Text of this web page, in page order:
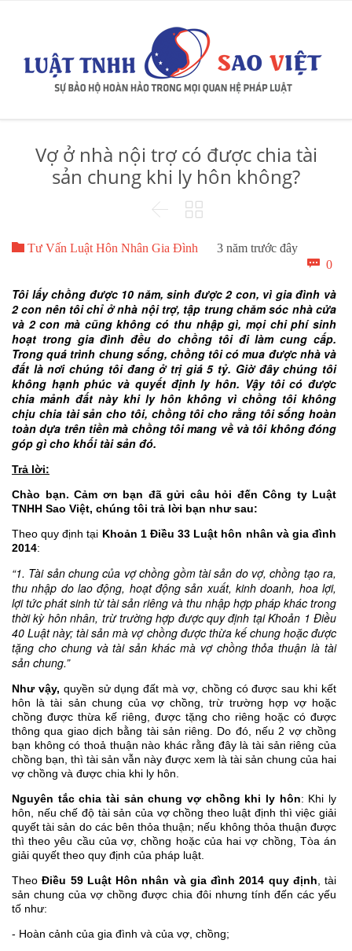
Vợ ở nhà nội trợ có được chia tài
sản chung khi ly hôn không?
 
 Tư Vấn Luật Hôn Nhân Gia Đình 3 năm trước đây
 0
Tôi lấy chồng được 10 năm, sinh được 2 con, vì gia đình và
2 con nên tôi chỉ ở nhà nội trợ, tập trung chăm sóc nhà cửa
và 2 con mà cũng không có thu nhập gì, mọi chi phí sinh
hoạt trong gia đình đều do chồng tôi đi làm cung cấp.
Trong quá trình chung sống, chồng tôi có mua được nhà và
đất là nơi chúng tôi đang ở trị giá 5 tỷ. Giờ đây chúng tôi
không hạnh phúc và quyết định ly hôn. Vậy tôi có được
chia mảnh đất này khi ly hôn không vì chồng tôi không
chịu chia tài sản cho tôi, chồng tôi cho rằng tôi sống hoàn
toàn dựa trên tiền mà chồng tôi mang về và tôi không đóng
góp gì cho khối tài sản đó.
Trả lời:
Chào bạn. Cảm ơn bạn đã gửi câu hỏi đến Công ty Luật
TNHH Sao Việt, chúng tôi trả lời bạn như sau:
Theo quy định tại Khoản 1 Điều 33 Luật hôn nhân và gia đình
2014:
“1. Tài sản chung của vợ chồng gồm tài sản do vợ, chồng tạo ra,
thu nhập do lao động, hoạt động sản xuất, kinh doanh, hoa lợi,
lợi tức phát sinh từ tài sản riêng và thu nhập hợp pháp khác trong
thời kỳ hôn nhân, trừ trường hợp được quy định tại Khoản 1 Điều
40 Luật này; tài sản mà vợ chồng được thừa kế chung hoặc được
tặng cho chung và tài sản khác mà vợ chồng thỏa thuận là tài
sản chung.”
Như vậy, quyền sử dụng đất mà vợ, chồng có được sau khi kết
hôn là tài sản chung của vợ chồng, trừ trường hợp vợ hoặc
chồng được thừa kế riêng, được tặng cho riêng hoặc có được
thông qua giao dịch bằng tài sản riêng. Do đó, nếu 2 vợ chồng
bạn không có thoả thuận nào khác rằng đây là tài sản riêng của
chồng bạn, thì tài sản vẫn này được xem là tài sản chung của hai
vợ chồng và được chia khi ly hôn.
Nguyên tắc chia tài sản chung vợ chồng khi ly hôn: Khi ly
hôn, nếu chế độ tài sản của vợ chồng theo luật định thì việc giải
quyết tài sản do các bên thỏa thuận; nếu không thỏa thuận được
thì theo yêu cầu của vợ, chồng hoặc của hai vợ chồng, Tòa án
giải quyết theo quy định của pháp luật.
TheoĐiều 59 Luật Hôn nhân và gia đình 2014 quy định , tài
sản chung của vợ chồng được chia đôi nhưng tính đến các yếu
tố như:
- Hoàn cảnh của gia đình và của vợ, chồng;